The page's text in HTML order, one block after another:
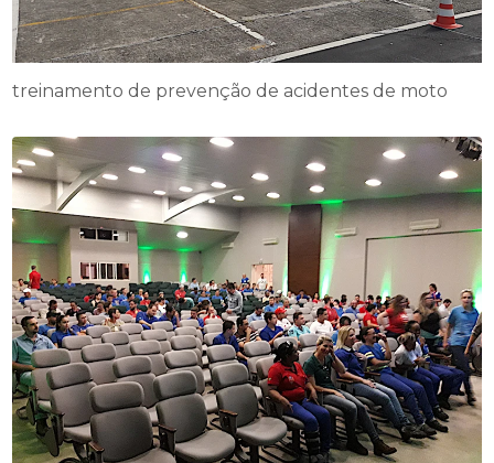
treinamento de prevenção de acidentes de moto